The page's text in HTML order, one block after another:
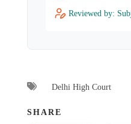
Reviewed by:
Delhi High Court
SHARE